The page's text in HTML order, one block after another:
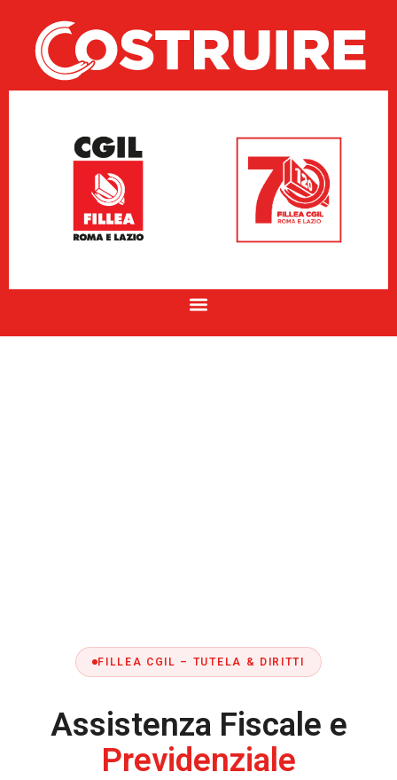
FILLEA CGIL – TUTELA & DIRITTI
Assistenza Fiscale e
Previdenziale